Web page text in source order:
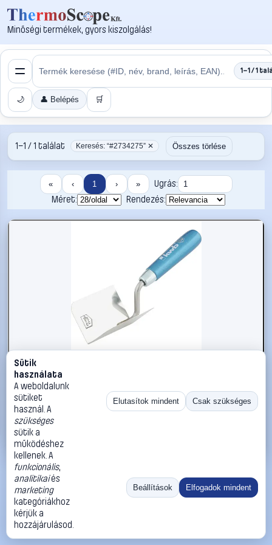
Minőségi termékek, gyors kiszolgálás!
1–1 / 1
🌙 👤 Belépés 🛒
1–1 / 1 találat Keresés: “#2734275” ✕ Összes törlése
« ‹ 1 › »
Ugrás:
Méret:
Rendezés:
#2734275
kwb 919608 Belső saroksimító
kwb
3 990 Ft
Kosárba
«
Méret:
Rendezés:
©2026
ThermoScope
Cégbemutató
Sütik
használata
A weboldalunk
sütiket
használ. A
szükséges
sütik a
működéshez
kellenek. A
funkcionális,
analitikaiés
marketing
kategóriákhoz
kérjük a
hozzájárulásod.
Elutasítok mindent Csak szükséges
Beállítások Elfogadok mindent